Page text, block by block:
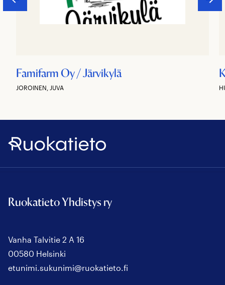
Famifarm Oy / Järvikylä
JOROINEN, JUVA
Ruokatieto
Ruokatieto Yhdistys ry
Vanha Talvitie 2 A 16
00580 Helsinki
etunimi.sukunimi@ruokatieto.fi